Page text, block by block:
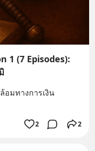
1 (7 Episodes):
อมทางการเงิน
2 2